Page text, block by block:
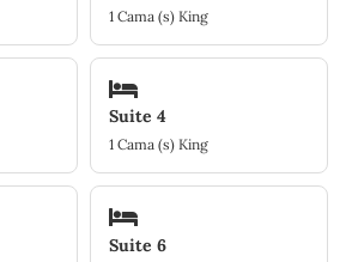
1 Cama (s) King
Suite 4
1 Cama (s) King
Suite 6